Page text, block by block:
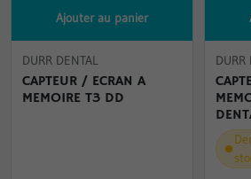
Ajouter au panier
DURR DENTAL
CAPTEUR / ECRAN A
MEMOIRE T3 DD
DURR